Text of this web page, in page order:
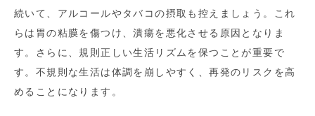
続いて、アルコールやタバコの摂取も控えましょう。これ
らは胃の粘膜を傷つけ、潰瘍を悪化させる原因となりま
す。さらに、規則正しい生活リズムを保つことが重要で
す。不規則な生活は体調を崩しやすく、再発のリスクを高
めることになります。